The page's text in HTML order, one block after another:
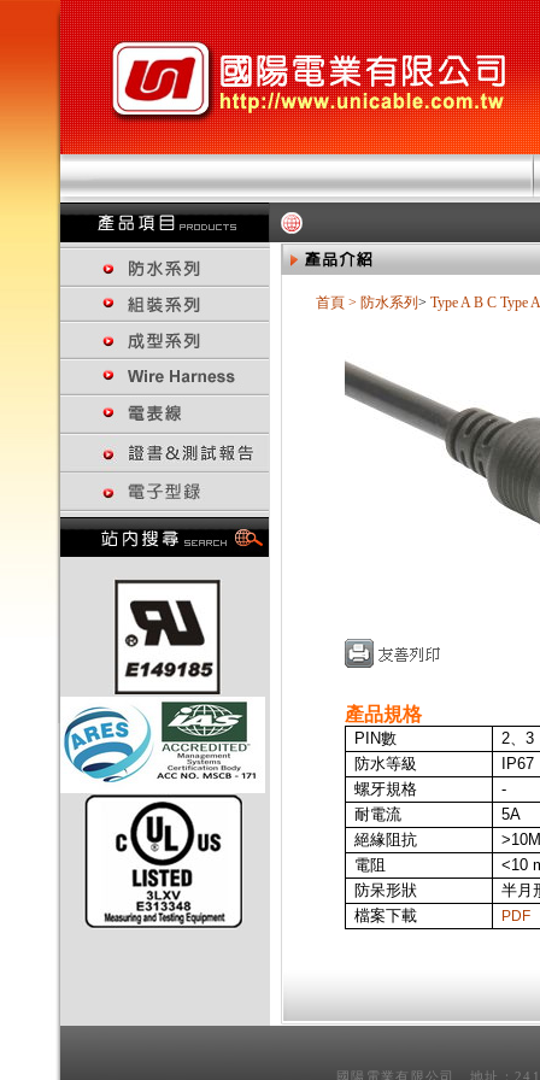
首頁 > 防水系列 > Type A B C Type A
產品規格
PIN數 2、3
防水等級
IP67
螺牙規格
-
耐電流
5A
絕緣阻抗
電阻
<10
防呆形狀
半月
檔案下載
PDF
國陽電業有限公司 地址：